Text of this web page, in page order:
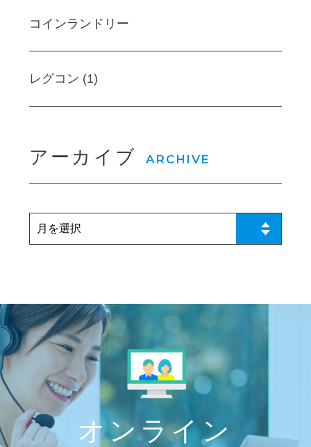
コインランドリー
レグコン (1)
アーカイブ ARCHIVE
オンライン